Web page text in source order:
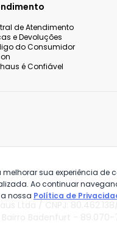
de Atendimento
e Devoluções
do Consumidor
é Confiável
Bairro Badenfurt -
sua experiência de
Ao continuar
nossa Política de